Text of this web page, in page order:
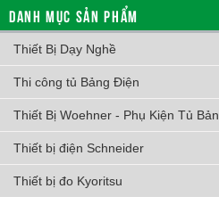
DANH MỤC SẢN PHẨM
Thiết Bị Dạy Nghề
Thi công tủ Bảng Điện
Thiết bị điện Schneider
Thiết bị đo Kyoritsu